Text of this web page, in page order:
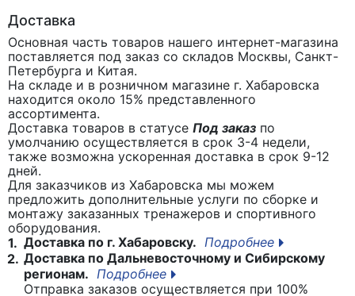
Доставка
Основная часть товаров нашего интернет-магазина
поставляется под заказ со складов Москвы, Санкт-
Петербурга и Китая.
На складе и в розничном магазине г. Хабаровска
находится около 15% представленного
ассортимента.
Доставка товаров в статусе Под заказ по
умолчанию осуществляется в срок 3-4 недели,
также возможна ускоренная доставка в срок 9-12
дней.
Для заказчиков из Хабаровска мы можем
предложить дополнительные услуги по сборке и
монтажу заказанных тренажеров и спортивного
оборудования.
1. Доставка по г. Хабаровску. Подробнее
2. Доставка по Дальневосточному и Сибирскому
регионам. Подробнее
Отправка заказов осуществляется при 100%